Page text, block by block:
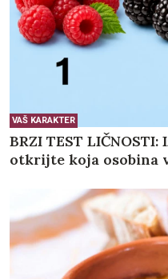
VAŠ KARAKTER
BRZI TEST
otkrijte koja osobina